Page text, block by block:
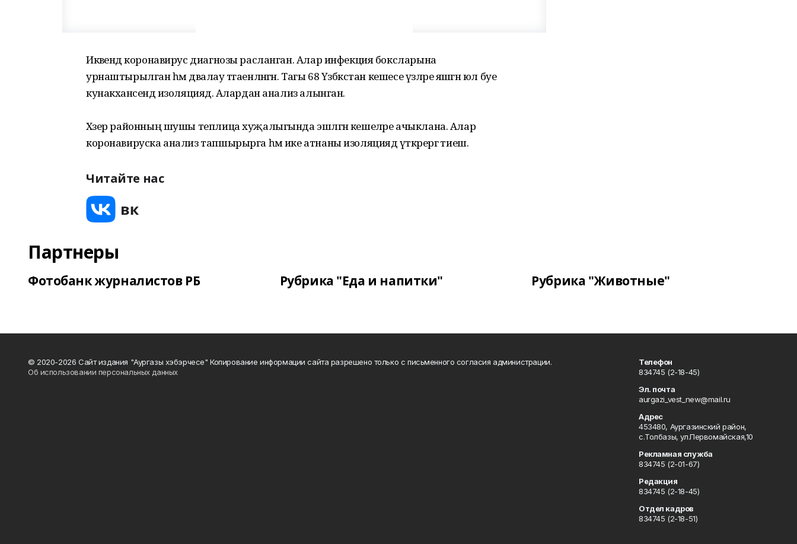
Икәвендә коронавирус диагнозы расланган. Алар инфекция боксларына
урнаштырылган һәм дәвалау тәгаенләнгән. Тагы 68 Үзбәкстан кешесе үзләре яшәгән юл буе
кунакханәсендә изоляциядә. Алардан анализ алынган.
Хәзер районның шушы теплица хуҗалыгында эшләгән кешеләре ачыклана. Алар
коронавируска анализ тапшырырга һәм ике атнаны изоляциядә үткәрергә тиеш.
Читайте нас
Партнеры
Фотобанк журналистов РБ Рубрика "Еда и напитки" Рубрика "Животные"
© 2020-2026 Сайт издания "Аургазы хэбэрчесе" Копирование информации сайта разрешено только с письменного согласия администрации.
Об использовании персональных данных
Телефон
834745 (2-18-45)
Эл. почта
aurgazi_vest_new@mail.ru
Адрес
453480, Аургазинский район,
с.Толбазы, ул.Первомайская,10
Рекламная служба
834745 (2-01-67)
Редакция
834745 (2-18-45)
Отдел кадров
834745 (2-18-51)